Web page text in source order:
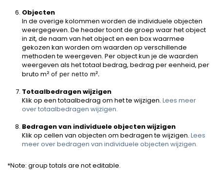
Objecten
In de overige kolommen worden de individuele objecten
weergegeven. De header toont de groep waar het object
in zit, de naam van het object en een box waarmee
gekozen kan worden om waarden op verschillende
methoden te weergeven. Per object kun je de waarden
weergeven als het totaal bedrag, bedrag per eenheid, per
bruto m² of per netto m².
Totaalbedragen wijzigen
Klik op een totaalbedrag om het te wijzigen. Lees meer
over totaalbedragen wijzigen.
Bedragen van individuele objecten wijzigen
Klik op cellen van objecten om bedragen te wijzigen. Lees
meer over bedragen van individuele objecten wijzigen.
*Note: group totals are not editable.